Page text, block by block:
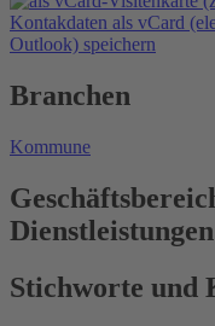
Kontakdaten als vCard
Outlook) speichern
Branchen
Kommune
Dienstleistungen
Stichworte und